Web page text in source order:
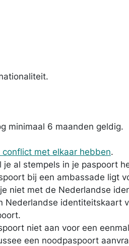
minimaal 6 maanden geldig.
met elkaar hebben.
je al stempels in je paspoort
bij een ambassade ligt
niet met de Nederlandse
Nederlandse identiteitskaart
niet aan voor een
een noodpaspoort